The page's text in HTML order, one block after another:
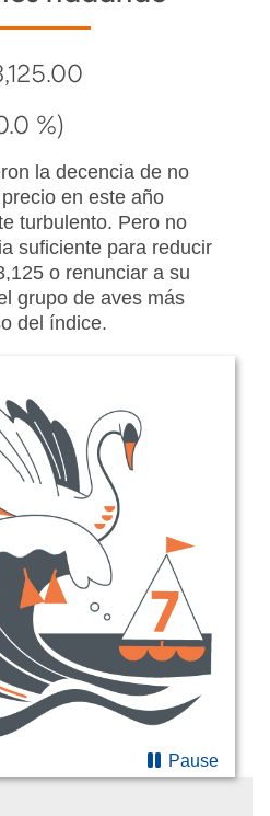
%)
la decencia de no
en este año
turbulento. Pero no
suficiente para reducir
o renunciar a su
grupo de aves más
del índice.
Pause